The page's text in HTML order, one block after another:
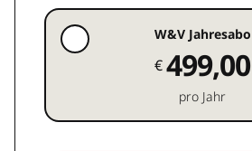
W&V Jahresabo
€499,00
pro Jahr